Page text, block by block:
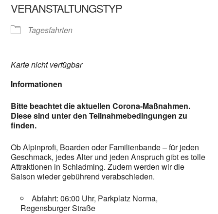
VERANSTALTUNGSTYP
Tagesfahrten
Karte nicht verfügbar
Informationen
Bitte beachtet die aktuellen Corona-Maßnahmen.
Diese sind unter den Teilnahmebedingungen zu
finden.
Ob Alpinprofi, Boarden oder Familienbande – für jeden
Geschmack, jedes Alter und jeden Anspruch gibt es tolle
Attraktionen in Schladming. Zudem werden wir die
Saison wieder gebührend verabschieden.
Abfahrt: 06:00 Uhr, Parkplatz Norma,
Regensburger Straße